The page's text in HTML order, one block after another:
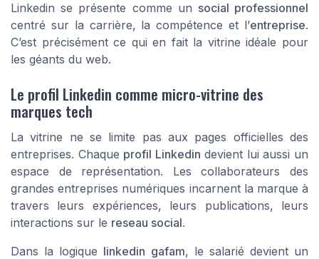
Linkedin se présente comme un social professionnel
centré sur la carrière, la compétence et l’entreprise.
C’est précisément ce qui en fait la vitrine idéale pour
les géants du web.
Le profil Linkedin comme micro-vitrine des
marques tech
La vitrine ne se limite pas aux pages officielles des
entreprises. Chaque profil Linkedin devient lui aussi un
espace de représentation. Les collaborateurs des
grandes entreprises numériques incarnent la marque à
travers leurs expériences, leurs publications, leurs
interactions sur le reseau social.
Dans la logique linkedin gafam, le salarié devient un